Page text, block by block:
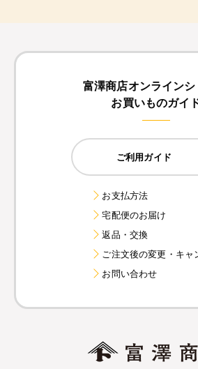
富澤商店オンライン
お買いものガイ
ご利用ガイド
お支払方法
宅配便のお届け
返品・交換
ご注文後の変更・キャ
お問い合わせ